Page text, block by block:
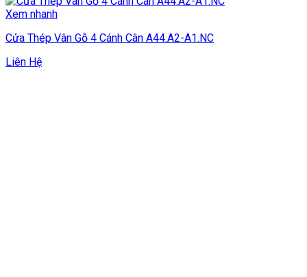
Xem nhanh
Cửa Thép Vân Gỗ 4 Cánh Cân A44.A2-A1.NC
Liên Hệ